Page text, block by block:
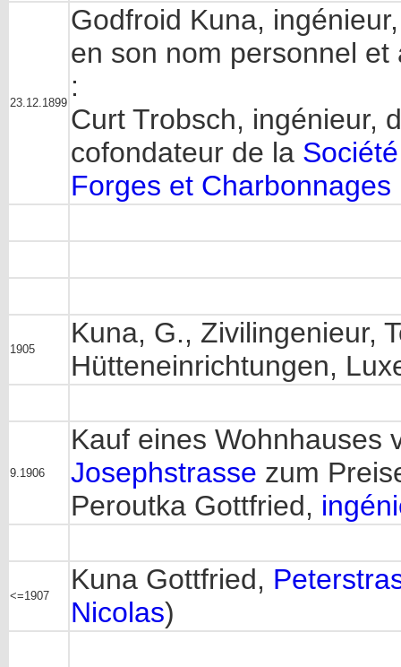
23.12.1899
Godfroid Kuna,
en son nom personnel
:
Curt Trobsch, ingénieur,
cofondateur de la
Forges et
1905
Kuna, G., Zivilingenieur,
Hütteneinrichtungen,
9.1906
Kauf eines Wohnhauses
Josephstrasse zum
Peroutka Gottfried,
<=1907
Kuna Gottfried,
Nicolas)